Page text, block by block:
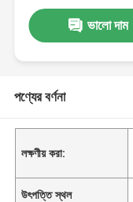
ভালো দাম
পণ্যের বর্ণনা
লক্ষণীয় করা:
উৎপত্তি স্থল